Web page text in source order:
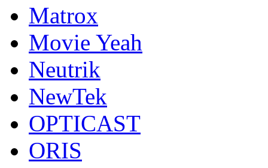
Matrox
Movie Yeah
Neutrik
NewTek
OPTICAST
ORIS